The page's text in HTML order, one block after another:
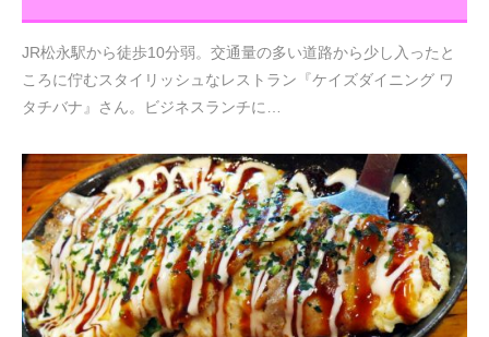
JR松永駅から徒歩10分弱。交通量の多い道路から少し入ったと
ころに佇むスタイリッシュなレストラン『ケイズダイニング ワ
タチバナ』さん。ビジネスランチに…